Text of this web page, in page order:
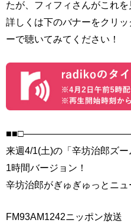
たが、フィフィさんがこれ
詳しくは下のバナーをクリ
ーで聴いてみてください！
来週4/1(土)の「辛坊治郎ズ
1時間バージョン！
辛坊治郎がぎゅぎゅっとニュ
FM93AM1242ニッポン放送